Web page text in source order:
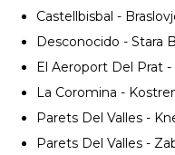
Castellbisbal -
Desconocido - Stara
El Aeroport Del Prat
La Coromina -
Parets Del Valles -
Parets Del Valles -